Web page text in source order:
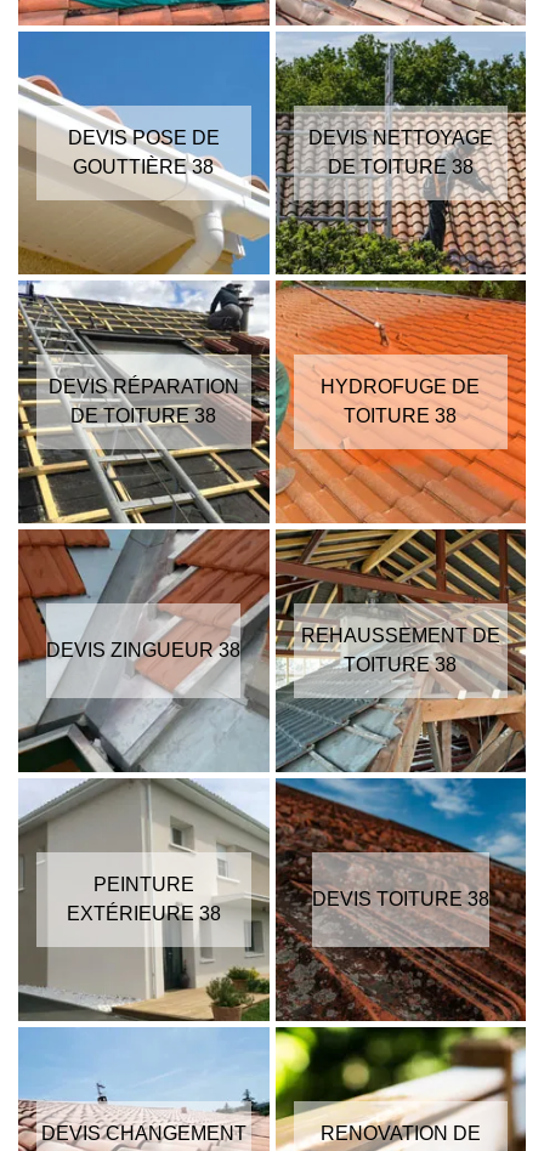
DEVIS POSE DE
GOUTTIÈRE 38
DEVIS NETTOYAGE
DE TOITURE 38
DEVIS RÉPARATION
DE TOITURE 38
HYDROFUGE DE
TOITURE 38
DEVIS ZINGUEUR 38
REHAUSSEMENT DE
TOITURE 38
PEINTURE
EXTÉRIEURE 38
DEVIS TOITURE 38
DEVIS CHANGEMENT
RENOVATION DE